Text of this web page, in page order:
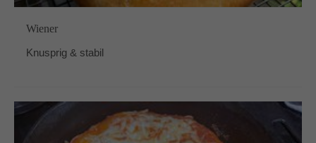
Wiener
Knusprig & stabil